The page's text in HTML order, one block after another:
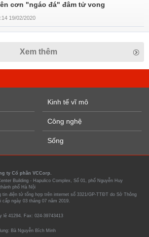
cơn "ngáo đá" đâm tử vong
19/02/2020
Xem thêm
Kinh tế vĩ mô
Công nghệ
Sống
ty Cổ phần VCCorp.
Building - Hapulico Complex, Số 01, phố Nguyễn Huy
phố Hà Nội
tin điện tử tổng hợp trên internet số 3321/GP-TTĐT do Sở Thông
ngày 03 tháng 07 năm 2019.
lẻ 41294. Fax: 024-39743413
Bà Nguyễn Bích Minh